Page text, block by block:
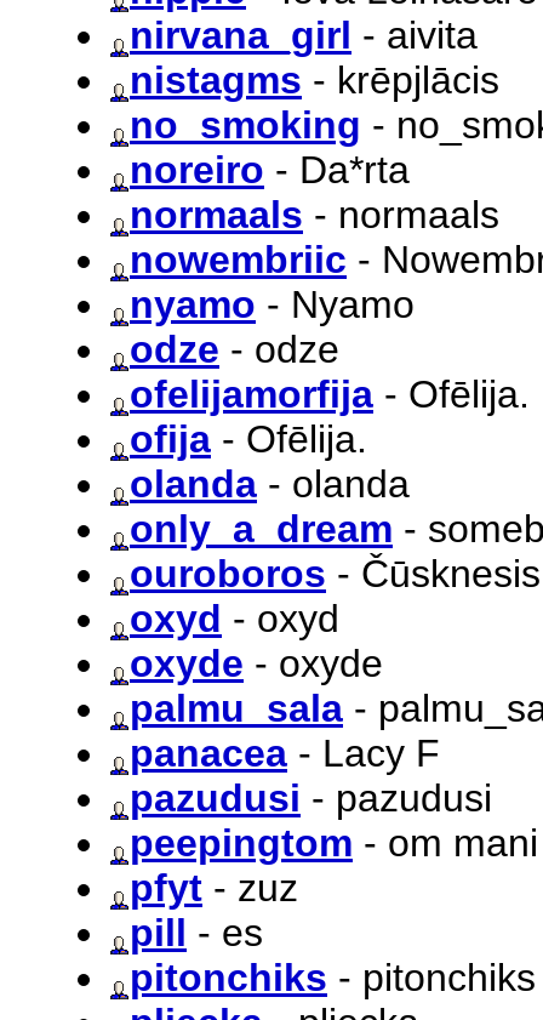
nirvana_girl - aivita
nistagms - krēpjlācis
no_smoking -
noreiro - Da*rta
normaals - normaals
nowembriic -
nyamo - Nyamo
odze - odze
ofelijamorfija - Ofēlija.
ofija - Ofēlija.
olanda - olanda
only_a_dream -
ouroboros - Čūsknesis
oxyd - oxyd
oxyde - oxyde
palmu_sala -
panacea - Lacy F
pazudusi - pazudusi
peepingtom - om
pfyt - zuz
pill - es
pitonchiks - pitonchiks